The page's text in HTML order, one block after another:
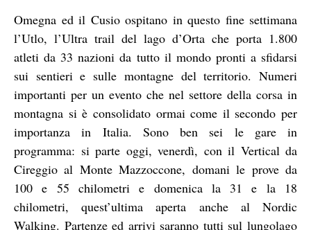
Omegna ed il Cusio ospitano in questo fine settimana
l’Utlo, l’Ultra trail del lago d’Orta che porta 1.800
atleti da 33 nazioni da tutto il mondo pronti a sfidarsi
sui sentieri e sulle montagne del territorio. Numeri
importanti per un evento che nel settore della corsa in
montagna si è consolidato ormai come il secondo per
importanza in Italia. Sono ben sei le gare in
programma: si parte oggi, venerdì, con il Vertical da
Cireggio al Monte Mazzoccone, domani le prove da
100 e 55 chilometri e domenica la 31 e la 18
chilometri, quest’ultima aperta anche al Nordic
Walking. Partenze ed arrivi saranno tutti sul lungolago